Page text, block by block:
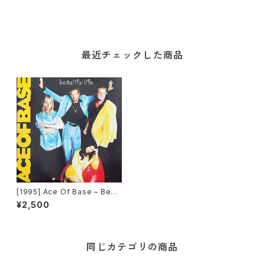
最近チェックした商品
[1995] Ace Of Base – Beau
tiful Life [Arista][2枚組]
¥2,500
同じカテゴリの商品